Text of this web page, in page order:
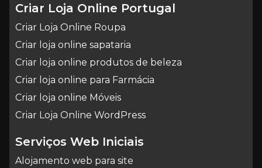
Criar Loja Online Portugal
Criar Loja Online Roupa
Criar loja online sapataria
Criar loja online produtos de beleza
Criar loja online para Farmácia
Criar loja online Móveis
Criar Loja Online WordPress
Serviços Web Iniciais
Alojamento web para site